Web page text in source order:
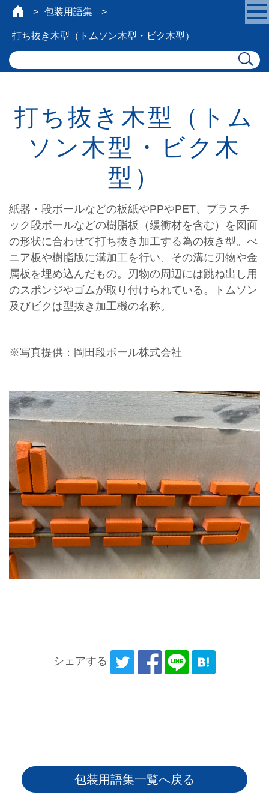
包装用語集
打ち抜き木型（トムソン木型・ビク木型）
打ち抜き木型（トム
ソン木型・ビク木
型）
紙器・段ボールなどの板紙やPPやPET、プラスチ
ック段ボールなどの樹脂板（緩衝材を含む）を図面
の形状に合わせて打ち抜き加工する為の抜き型。べ
ニア板や樹脂版に溝加工を行い、その溝に刃物や金
属板を埋め込んだもの。刃物の周辺には跳ね出し用
のスポンジやゴムが取り付けられている。トムソン
及びビクは型抜き加工機の名称。
※写真提供：岡田段ボール株式会社
シェアする
包装用語集一覧へ戻る